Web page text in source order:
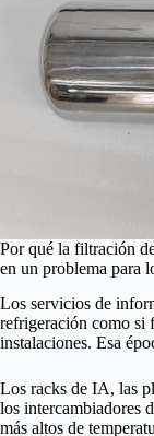
Por qué la filtración
en un problema para
Los servicios de
refrigeración como si
instalaciones. Esa
Los racks de IA, las
los intercambiadores
más altos de